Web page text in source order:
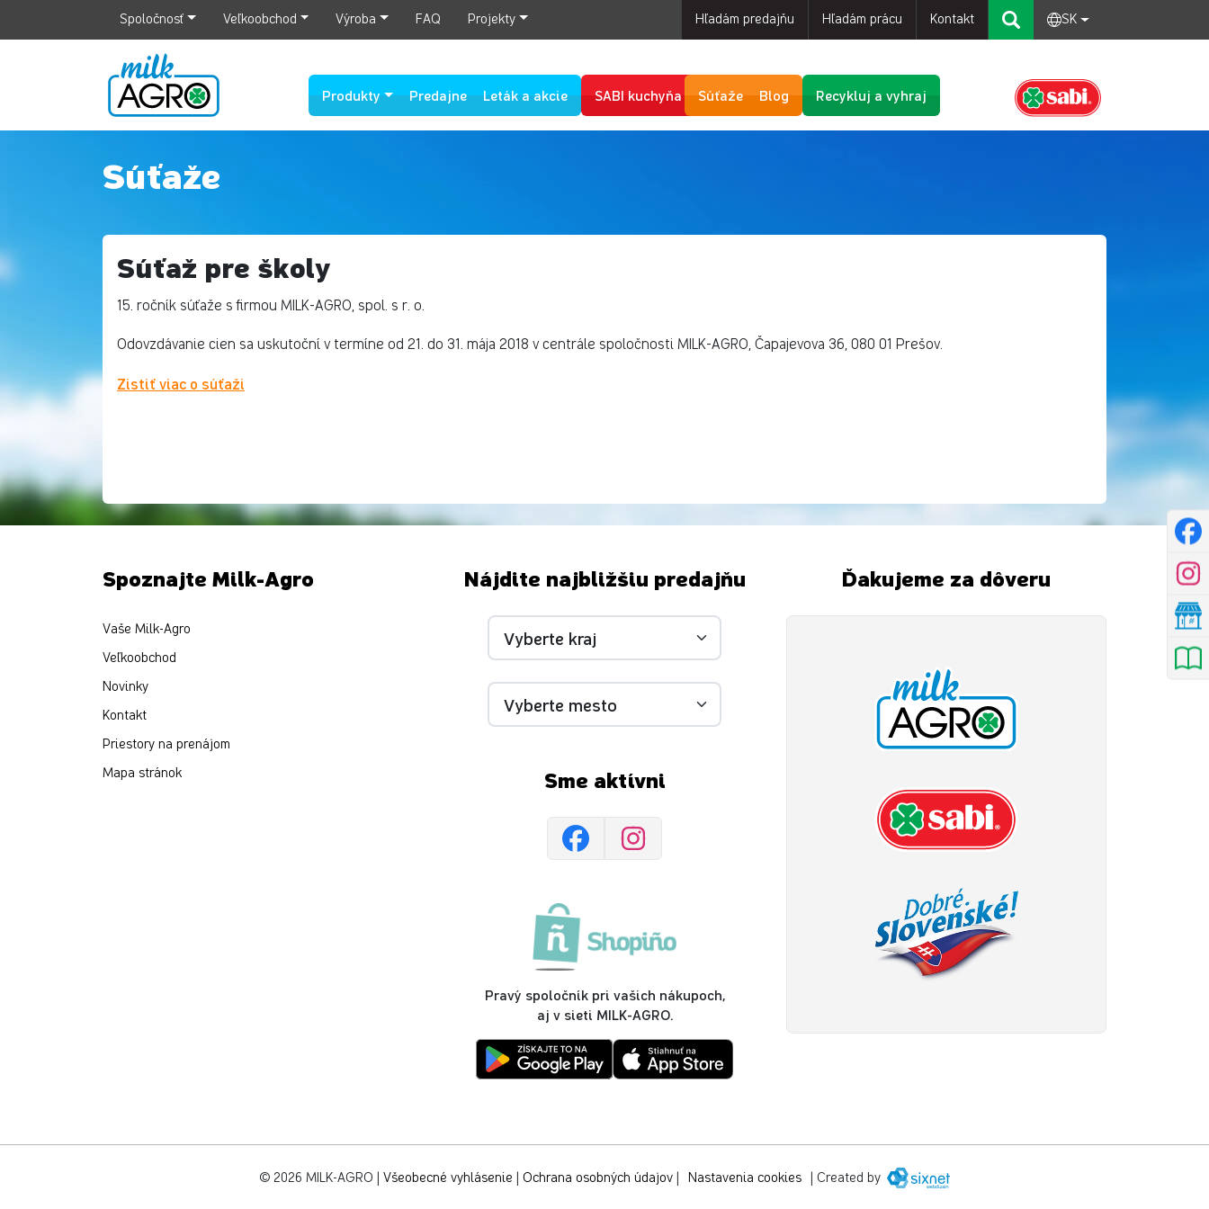
Spoločnosť Veľkoobchod Výroba FAQ Projekty Hľadám predajňu Hľadám prácu Kontakt SK
Produkty Predajne Leták a akcie SABI kuchyňa Súťaže Blog Recykluj a vyhraj
Súťaže
Súťaž pre školy
15. ročník súťaže s firmou MILK-AGRO, spol. s r. o.
Odovzdávanie cien sa uskutoční v termíne od 21. do 31. mája 2018 v centrále spoločnosti MILK-AGRO, Čapajevova 36, 080 01 Prešov.
Zistiť viac o súťaži
Spoznajte Milk-Agro
Vaše Milk-Agro
Veľkoobchod
Novinky
Kontakt
Priestory na prenájom
Mapa stránok
Nájdite najbližšiu predajňu
Sme aktívni
Pravý spoločník pri vašich nákupoch,
aj v sieti MILK-AGRO.
Ďakujeme za dôveru
© 2026 MILK-AGRO Všeobecné vyhlásenie Ochrana osobných údajov Nastavenia cookies Created by